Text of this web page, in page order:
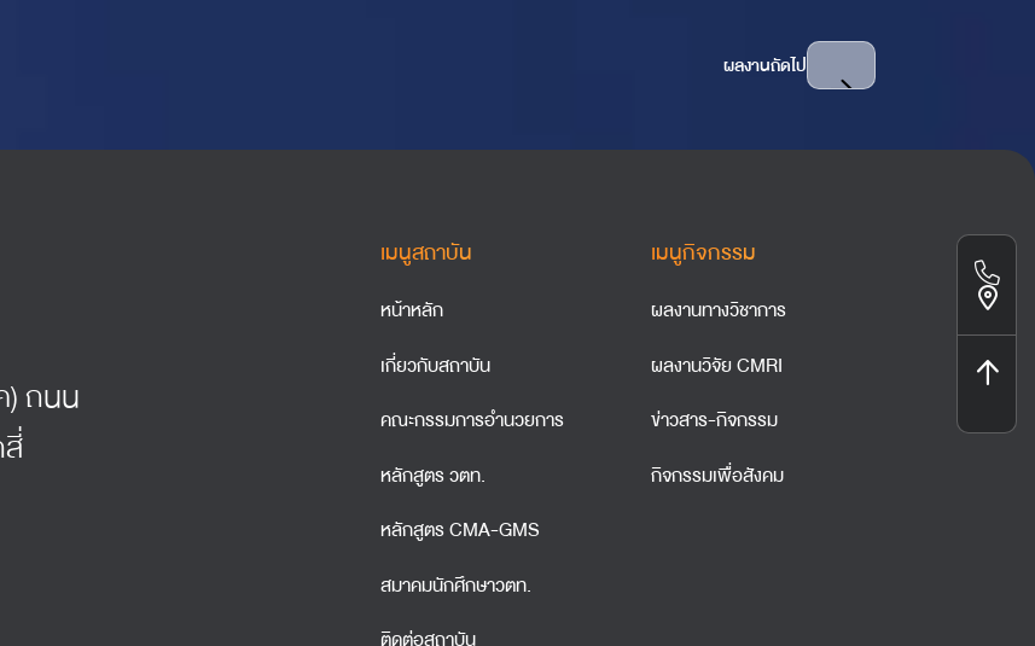
ผลงานถัดไป
) ถนน
เมนูสถาบัน
หน้าหลัก
เกี่ยวกับสถาบัน
คณะกรรมการอำนวยการ
หลักสูตร วตท.
หลักสูตร CMA-GMS
สมาคมนักศึกษาวตท.
เมนูกิจกรรม
ผลงานทางวิชาการ
ผลงานวิจัย CMRI
ข่าวสาร-กิจกรรม
กิจกรรมเพื่อสังคม